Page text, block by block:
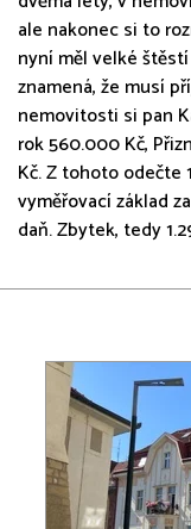
ale nakonec si to
nyní měl velké
znamená, že musí
nemovitosti si pan
rok 560.000 Kč,
Kč. Z tohoto odečte
vyměřovací základ
daň. Zbytek, tedy